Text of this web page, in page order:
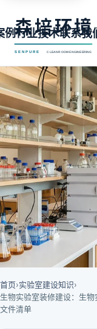
例行业技术联系我
首页›实验室建设知识›
生物实验室装修建设：生
文件清单